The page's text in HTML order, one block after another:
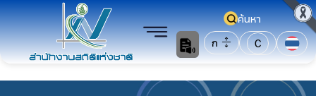
ค้นหา
ก
C